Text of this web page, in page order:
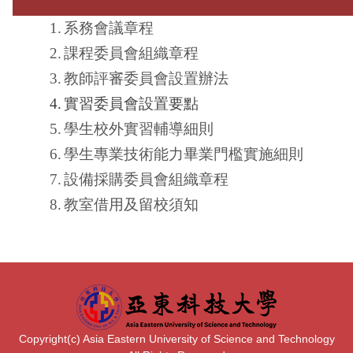
1. 系務會議章程
2.課程委員會組織章程
3.教師評審委員會設置辦法
4.實習委員會設置要點
5.學生校外實習輔導細則
6.學生專業技術能力畢業門檻實施細則
7.設備採購委員會組織章程
8.教室借用及留校須知
Copyright(c) Asia Eastern University of Science and Technology